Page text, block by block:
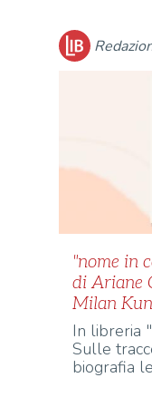
"nome in
di Ariane
Milan
In libreria
Sulle
biografia